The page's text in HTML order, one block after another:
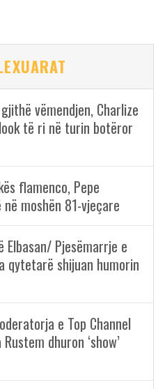
vëmendjen, Charlize
të ri në turin botëror
flamenco, Pepe
moshën 81-vjeçare
Elbasan/ Pjesëmarrje e
qytetarë shijuan humorin
e Top Channel
dhuron ‘show’